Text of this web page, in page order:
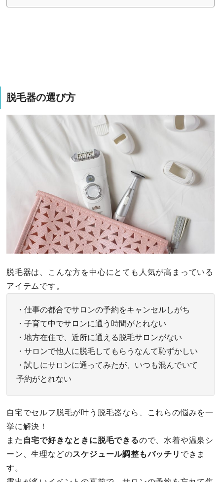
脱毛器の選び方
脱毛器は、こんな方を中心にとても人気が高まっている
アイテムです。
・仕事の都合でサロンの予約をキャンセルしがち
・子育て中でサロンに通う時間がとれない
・地方在住で、近所に通える脱毛サロンがない
・サロンで他人に脱毛してもらうなんて恥ずかしい
・試しにサロンに通ってみたが、いつも混んでいて
予約がとれない
自宅でセルフ脱毛が叶う脱毛器なら、これらの悩みを一
挙に解決！
また 自宅で好きなときに脱毛できるので、水着や温泉シ
ーン、生理などのスケジュール調整もバッチリ できま
す。